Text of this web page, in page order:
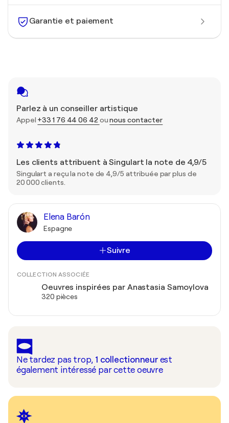
Garantie et paiement
Parlez à un conseiller artistique
Appel +33 1 76 44 06 42 ounous contacter
Les clients attribuent à Singulart la note de 4,9/5
Singulart a reçu la note de 4,9/5 attribuée par plus de
20 000 clients.
Elena Barón
Espagne
Suivre
COLLECTION ASSOCIÉE
Oeuvres inspirées par Anastasia Samoylova
320 pièces
Ne tardez pas trop, 1 collectionneur est
également intéressé par cette oeuvre